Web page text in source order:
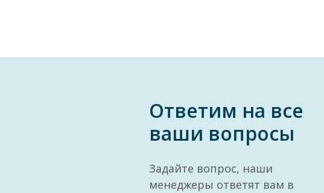
Ответим на все
ваши вопросы
Задайте вопрос, наши
менеджеры ответят вам в